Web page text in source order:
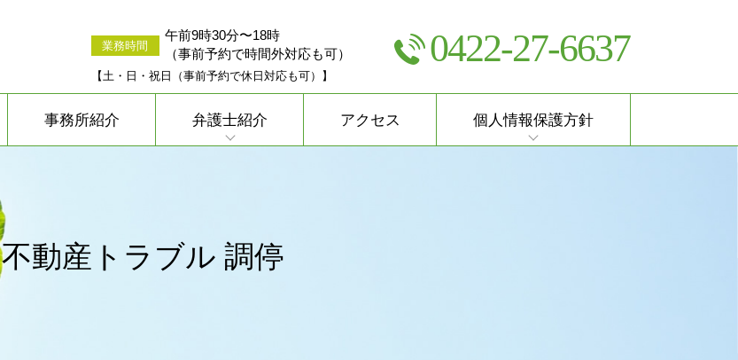
不動産トラブル 調停
業務時間
午前9時30分〜18時
（事前予約で時間外対応も可）
【土・日・祝日（事前予約で休日対応も可）】
0422-27-6637
事務所紹介 弁護士紹介 アクセス 個人情報保護方針